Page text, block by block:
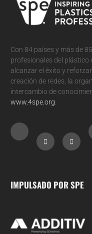
Con 84 países y más de
profesionales del plástico
alcanzar el éxito y
creación de redes, la
intercambio de
www.4spe.org
IMPULSADO POR SPE